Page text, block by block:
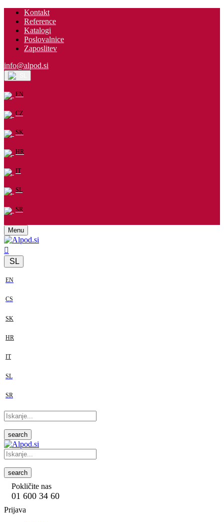
Kontakt
Reference
Katalogi
Poslovalnice
Zaposlitev
info@alpod.si
EN
CZ
SK
HR
IT
SL
SR
Menu
SL
EN
CS
SK
HR
IT
SL
SR
search
search
Pokličite nas
01 600 34 60
Prijava